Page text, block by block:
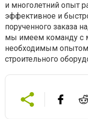
и многолетний опыт
эффективное и
порученного заказа
мы имеем команду с
необходимым опытом
строительного